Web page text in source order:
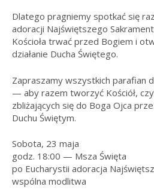
Dlatego pragniemy spotkać się
adoracji Najświętszego
Kościoła trwać przed Bogiem i
działanie Ducha Świętego.
Zapraszamy wszystkich parafian
— aby razem tworzyć Kościół,
zbliżających się do Boga Ojca
Duchu Świętym.
Sobota, 23 maja
godz. 18:00 — Msza Święta
po Eucharystii adoracja
wspólna modlitwa